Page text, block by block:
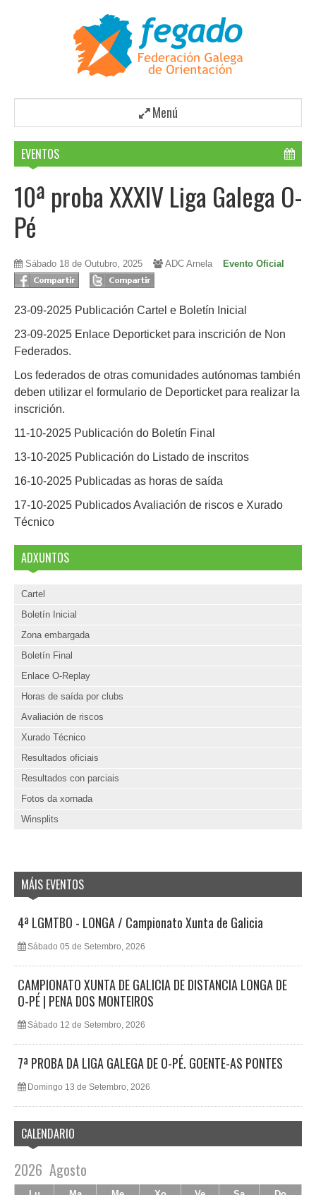
Menú
EVENTOS
10ª proba XXXIV Liga Galega O-
Pé
Sábado 18 de Outubro, 2025 ADC Arnela Evento Oficial
23-09-2025 Publicación Cartel e Boletín Inicial
23-09-2025 Enlace Deporticket para inscrición de Non
Federados.
Los federados de otras comunidades autónomas también
deben utilizar el formulario de Deporticket para realizar la
inscrición.
11-10-2025 Publicación do Boletín Final
13-10-2025 Publicación do Listado de inscritos
16-10-2025 Publicadas as horas de saída
17-10-2025 Publicados Avaliación de riscos e Xurado
Técnico
ADXUNTOS
Cartel
Boletín Inicial
Zona embargada
Boletín Final
Enlace O-Replay
Horas de saída por clubs
Avaliación de riscos
Xurado Técnico
Resultados oficiais
Resultados con parciais
Fotos da xornada
Winsplits
MÁIS EVENTOS
4ª LGMTBO - LONGA / Campionato Xunta de Galicia
Sábado 05 de Setembro, 2026
CAMPIONATO XUNTA DE GALICIA DE DISTANCIA LONGA DE
O-PÉ | PENA DOS MONTEIROS
Sábado 12 de Setembro, 2026
7ª PROBA DA LIGA GALEGA DE O-PÉ. GOENTE-AS PONTES
Domingo 13 de Setembro, 2026
CALENDARIO
2026 Agosto